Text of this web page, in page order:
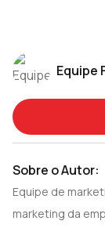
Equipe
Sobre o Autor:
Equipe de
marketing da